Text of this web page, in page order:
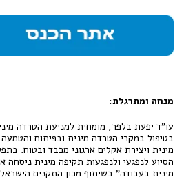
מנחה ומתרגלת:
עו"ד יפעת בלפר, מומחית למניעת הטרדה
בטיפול במקרי הטרדה מינית ובפיתוח
מינית ויצירת אקלים ארגוני מכבד ובטוח.
הסיוע לנפגעי ולנפגעות תקיפה מינית
מינית בעבודה" בשיתוף מכון התקנים